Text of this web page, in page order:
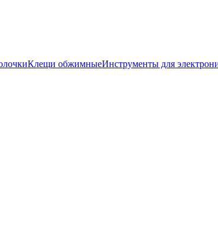
Клещи обжимныеИнструменты для